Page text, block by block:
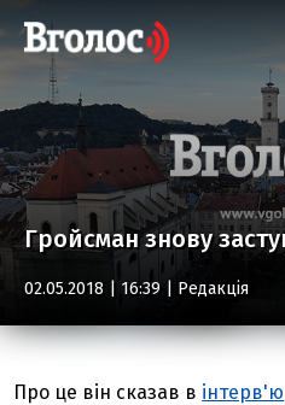
Гройсман знову
02.05.2018 | 16:39 | Редакція
Про це він сказав в інтерв'ю